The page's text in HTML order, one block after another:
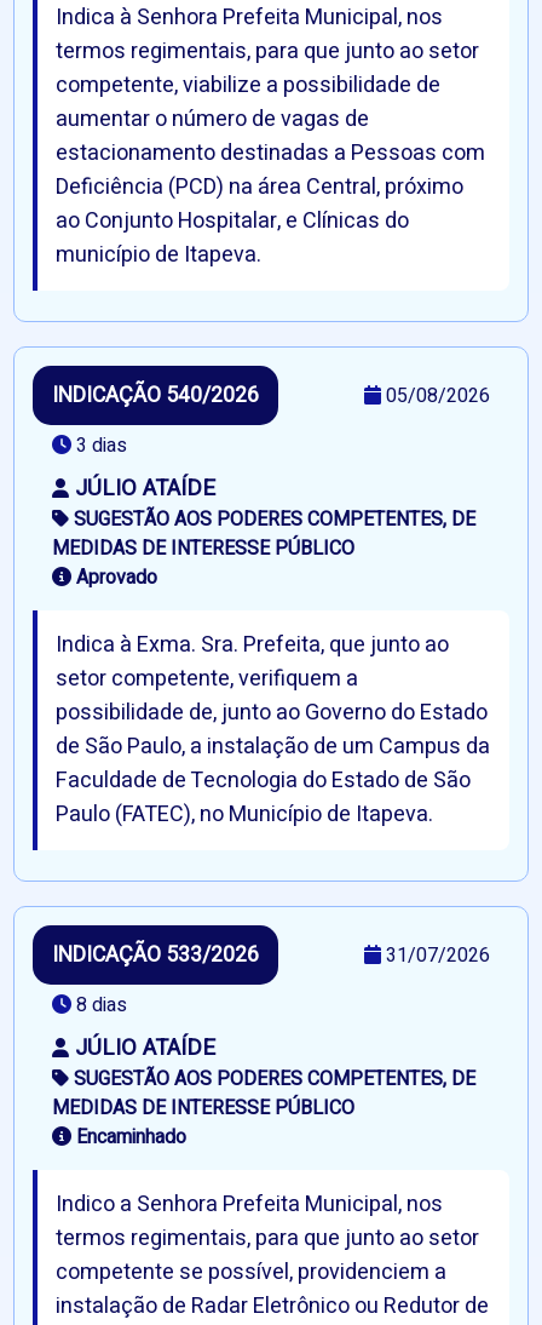
Indica à Senhora Prefeita Municipal, nos
termos regimentais, para que junto ao setor
competente, viabilize a possibilidade de
aumentar o número de vagas de
estacionamento destinadas a Pessoas com
Deficiência (PCD) na área Central, próximo
ao Conjunto Hospitalar, e Clínicas do
município de Itapeva.
INDICAÇÃO 540/2026
05/08/2026
3 dias
JÚLIO ATAÍDE
SUGESTÃO AOS PODERES COMPETENTES, DE
MEDIDAS DE INTERESSE PÚBLICO
Aprovado
Indica à Exma. Sra. Prefeita, que junto ao
setor competente, verifiquem a
possibilidade de, junto ao Governo do Estado
de São Paulo, a instalação de um Campus da
Faculdade de Tecnologia do Estado de São
Paulo (FATEC), no Município de Itapeva.
INDICAÇÃO 533/2026
31/07/2026
8 dias
JÚLIO ATAÍDE
SUGESTÃO AOS PODERES COMPETENTES, DE
MEDIDAS DE INTERESSE PÚBLICO
Encaminhado
Indico a Senhora Prefeita Municipal, nos
termos regimentais, para que junto ao setor
competente se possível, providenciem a
instalação de Radar Eletrônico ou Redutor de